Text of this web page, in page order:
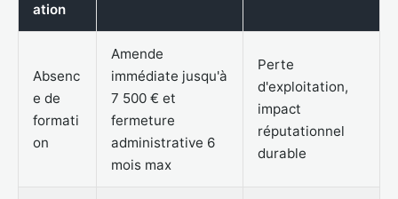
ation
Absenc
e de
formati
on
Amende
immédiate jusqu'à
7 500 € et
fermeture
administrative 6
mois max
Perte
d'exploitation,
impact
réputationnel
durable